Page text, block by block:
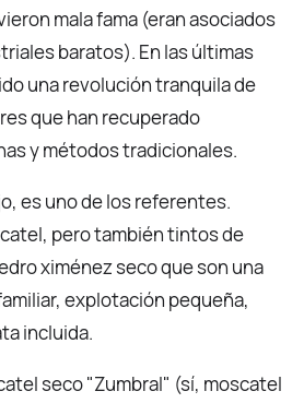
mala fama (eran asociados
baratos). En las últimas
una revolución tranquila de
que han recuperado
y métodos tradicionales.
es uno de los referentes.
pero también tintos de
ximénez seco que son una
explotación pequeña,
incluida.
seco "Zumbral" (sí, moscatel